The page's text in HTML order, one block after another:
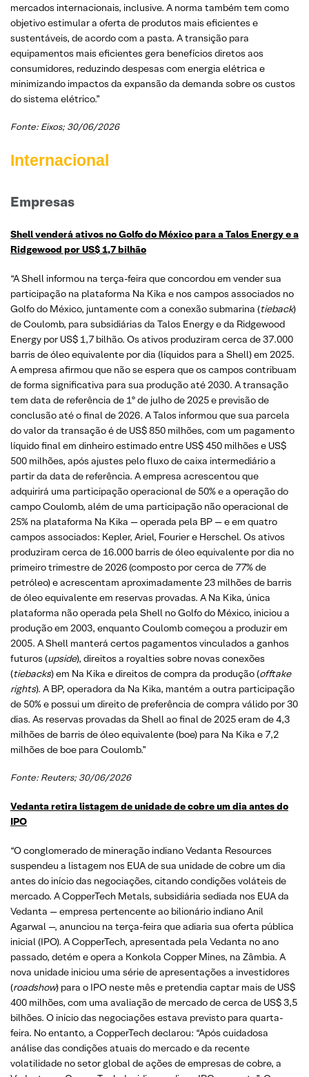
mercados internacionais, inclusive. A norma também tem como
objetivo estimular a oferta de produtos mais eficientes e
sustentáveis, de acordo com a pasta. A transição para
equipamentos mais eficientes gera benefícios diretos aos
consumidores, reduzindo despesas com energia elétrica e
minimizando impactos da expansão da demanda sobre os custos
do sistema elétrico.”
Fonte: Eixos; 30/06/2026
Internacional
Empresas
Shell venderá ativos no Golfo do México para a Talos Energy e a
Ridgewood por US$ 1,7 bilhão
“A Shell informou na terça-feira que concordou em vender sua
participação na plataforma Na Kika e nos campos associados no
Golfo do México, juntamente com a conexão submarina (tieback)
de Coulomb, para subsidiárias da Talos Energy e da Ridgewood
Energy por US$ 1,7 bilhão. Os ativos produziram cerca de 37.000
barris de óleo equivalente por dia (líquidos para a Shell) em 2025.
A empresa afirmou que não se espera que os campos contribuam
de forma significativa para sua produção até 2030. A transação
tem data de referência de 1º de julho de 2025 e previsão de
conclusão até o final de 2026. A Talos informou que sua parcela
do valor da transação é de US$ 850 milhões, com um pagamento
líquido final em dinheiro estimado entre US$ 450 milhões e US$
500 milhões, após ajustes pelo fluxo de caixa intermediário a
partir da data de referência. A empresa acrescentou que
adquirirá uma participação operacional de 50% e a operação do
campo Coulomb, além de uma participação não operacional de
25% na plataforma Na Kika — operada pela BP — e em quatro
campos associados: Kepler, Ariel, Fourier e Herschel. Os ativos
produziram cerca de 16.000 barris de óleo equivalente por dia no
primeiro trimestre de 2026 (composto por cerca de 77% de
petróleo) e acrescentam aproximadamente 23 milhões de barris
de óleo equivalente em reservas provadas. A Na Kika, única
plataforma não operada pela Shell no Golfo do México, iniciou a
produção em 2003, enquanto Coulomb começou a produzir em
2005. A Shell manterá certos pagamentos vinculados a ganhos
futuros (upside), direitos a royalties sobre novas conexões
(tiebacks) em Na Kika e direitos de compra da produção (offtake
rights). A BP, operadora da Na Kika, mantém a outra participação
de 50% e possui um direito de preferência de compra válido por 30
dias. As reservas provadas da Shell ao final de 2025 eram de 4,3
milhões de barris de óleo equivalente (boe) para Na Kika e 7,2
milhões de boe para Coulomb.”
Fonte: Reuters; 30/06/2026
Vedanta retira listagem de unidade de cobre um dia antes do
IPO
“O conglomerado de mineração indiano Vedanta Resources
suspendeu a listagem nos EUA de sua unidade de cobre um dia
antes do início das negociações, citando condições voláteis de
mercado. A CopperTech Metals, subsidiária sediada nos EUA da
Vedanta — empresa pertencente ao bilionário indiano Anil
Agarwal —, anunciou na terça-feira que adiaria sua oferta pública
inicial (IPO). A CopperTech, apresentada pela Vedanta no ano
passado, detém e opera a Konkola Copper Mines, na Zâmbia. A
nova unidade iniciou uma série de apresentações a investidores
(roadshow) para o IPO neste mês e pretendia captar mais de US$
400 milhões, com uma avaliação de mercado de cerca de US$ 3,5
bilhões. O início das negociações estava previsto para quarta-
feira. No entanto, a CopperTech declarou: “Após cuidadosa
análise das condições atuais do mercado e da recente
volatilidade no setor global de ações de empresas de cobre, a